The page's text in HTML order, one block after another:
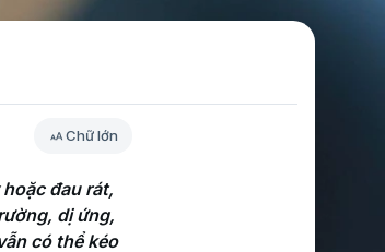
Chữ lớn
đau rát,
dị ứng,
có thể kéo